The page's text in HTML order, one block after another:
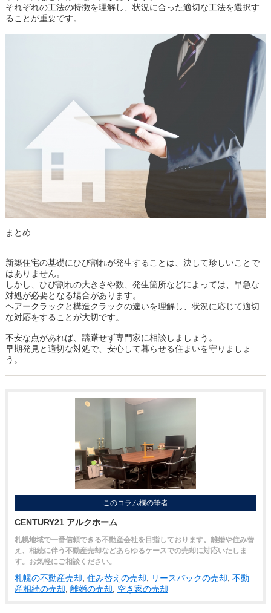
それぞれの工法の特徴を理解し、状況に合った適切な工法を選択す
ることが重要です。
まとめ
新築住宅の基礎にひび割れが発生することは、決して珍しいことで
はありません。
しかし、ひび割れの大きさや数、発生箇所などによっては、早急な
対処が必要となる場合があります。
ヘアークラックと構造クラックの違いを理解し、状況に応じて適切
な対応をすることが大切です。
不安な点があれば、躊躇せず専門家に相談しましょう。
早期発見と適切な対処で、安心して暮らせる住まいを守りましょ
う。
このコラム欄の筆者
CENTURY21 アルクホーム
札幌地域で一番信頼できる不動産会社を目指しております。離婚や住み替
え、相続に伴う不動産売却などあらゆるケースでの売却に対応いたしま
す。お気軽にご相談ください。
札幌の不動産売却 住み替えの売却 リースバックの売却 不動
産相続の売却 離婚の売却 空き家の売却